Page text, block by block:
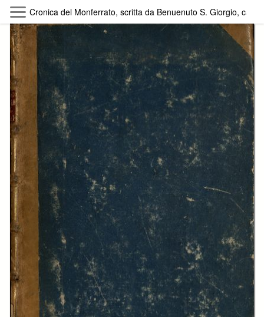
Skip to main content
Byterfly
Follow The Byterfly And Enjoy Open
Knowledge
Policy Collections Providers Exhibitions
Search Term
Cronica del Monferrato, scritta da Benuenuto S. Giorgio,